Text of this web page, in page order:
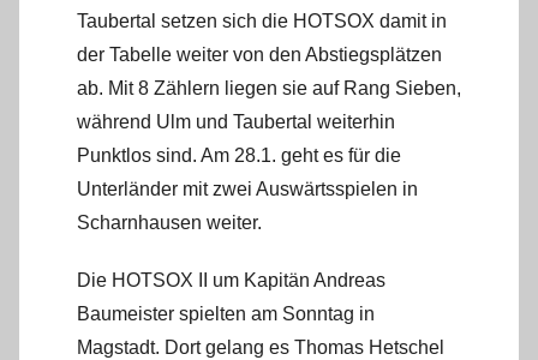
Taubertal setzen sich die HOTSOX damit in
der Tabelle weiter von den Abstiegsplätzen
ab. Mit 8 Zählern liegen sie auf Rang Sieben,
während Ulm und Taubertal weiterhin
Punktlos sind. Am 28.1. geht es für die
Unterländer mit zwei Auswärtsspielen in
Scharnhausen weiter.
Die HOTSOX II um Kapitän Andreas
Baumeister spielten am Sonntag in
Magstadt. Dort gelang es Thomas Hetschel